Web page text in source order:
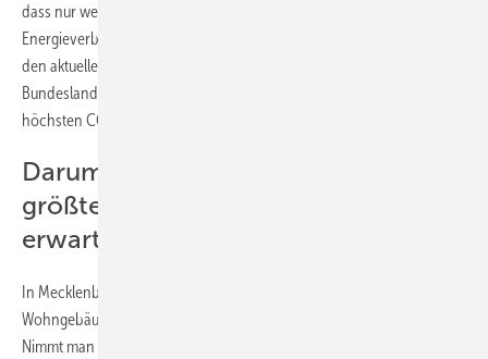
dass nur wenige Immobilienbesitzer den tatsächlichen
Energieverbrauch ihres Objektes kennen. Wirft man einen Blick auf
den aktuellen Stand energetisch unsanierter Wohngebäude je
Bundesland, wird ersichtlich, wo mit hoher Wahrscheinlichkeit die
höchsten CO
Darum ist in Ostdeutschland ist der
größte Anteil an Höchstabgaben zu
erwarten
In Mecklenburg-Vorpommern wiesen laut Studie 2021 41,8 % der
Wohngebäude die schlechtesten Energieeffizienzklassen G und H auf.
Nimmt man die durchschnittliche deutsche Wohnungsgröße von